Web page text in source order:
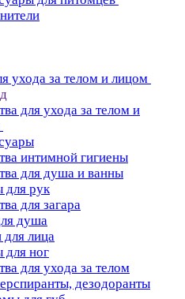
ухода за телом и лицом
для ухода за телом и
интимной гигиены
для душа и ванны
рук
для загара
душа
лица
ног
для ухода за телом
дезодоранты